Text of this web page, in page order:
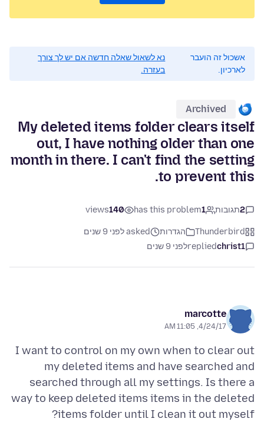
אשכול זה הועבר
לארכיון.
נא לשאול שאלה חדשה אם יש לך צורך
בעזרה.
Archived
My deleted items folder clears itself
out, I have nothing older than one
month in there. I can't find the setting
to prevent this.
2תגובות 1
has this problem
140
views
Thunderbird הגדרות
asked לפני 9 שנים
christ1
repliedלפני 9 שנים
marcotte
4/24/17, 11:05 AM
I want to control on my own when to clear out
my deleted items and have searched and
searched through all my settings. Is there a
way to keep deleted items items in the deleted
items folder until I clean it out myself?